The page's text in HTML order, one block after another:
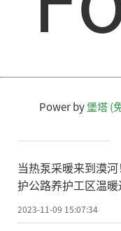
Power by堡塔 (
当热泵采暖来到漠
护公路养护工区温暖
2023-11-09 15:07:34